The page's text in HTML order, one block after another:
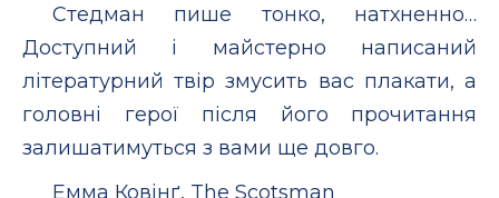
Стедман пише тонко, натхненно…
Доступний і майстерно написаний
літературний твір змусить вас плакати, а
головні герої після його прочитання
залишатимуться з вами ще довго.
Емма Ковінґ, The Scotsman